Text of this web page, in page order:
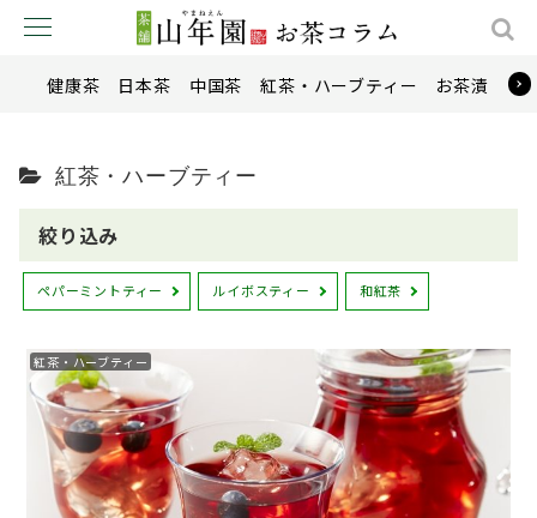
健康茶 日本茶 中国茶 紅茶・ハーブティー お茶漬け
紅茶・ハーブティー
絞り込み
ペパーミントティー ルイボスティー 和紅茶
紅茶・ハーブティー